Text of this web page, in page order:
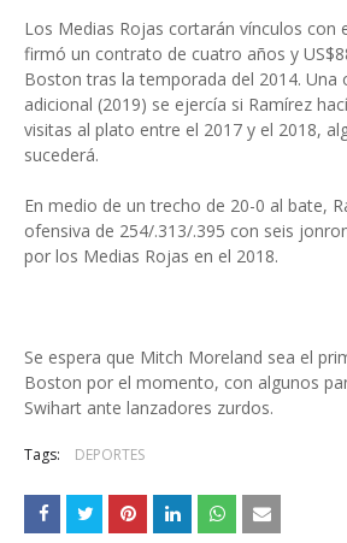
Los Medias Rojas cortarán vínculos con
firmó un contrato de cuatro años y
Boston tras la temporada del 2014. Una
adicional (2019) se ejercía si Ramírez
visitas al plato entre el 2017 y el 2018,
sucederá.
En medio de un trecho de 20-0 al bate,
ofensiva de 254/.313/.395 con seis
por los Medias Rojas en el 2018.
Se espera que Mitch Moreland sea el
Boston por el momento, con algunos
Swihart ante lanzadores zurdos.
Tags: DEPORTES